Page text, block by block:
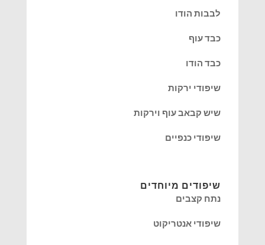
לבבות הודו
כבד עוף
כבד הודו
שיפודי ירקות
שיש קבאב עוף וירקות
שיפודי כנפיים
שיפודים מיוחדים
נתח קצבים
שיפודי אנטריקוט